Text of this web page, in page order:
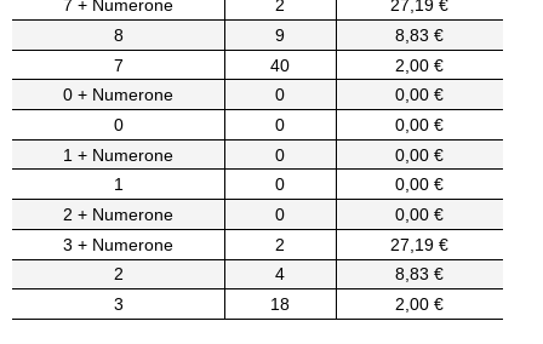
7 + Numerone
2
27,19 €
8
9
8,83 €
7
40
2,00 €
0 + Numerone
0
0,00 €
0
0
0,00 €
1 + Numerone
0
0,00 €
1
0
0,00 €
2 + Numerone
0
0,00 €
3 + Numerone
2
27,19 €
2
4
8,83 €
3
18 2,00 €